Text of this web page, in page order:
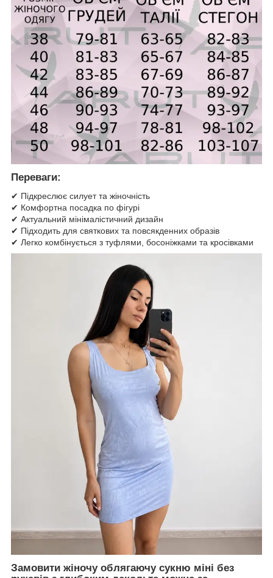
Переваги:
✔ Підкреслює силует та жіночність
✔ Комфортна посадка по фігурі
✔ Актуальний мінімалістичний дизайн
✔ Підходить для святкових та повсякденних образів
✔ Легко комбінується з туфлями, босоніжками та кросівками
Замовити жіночу облягаючу сукню міні без